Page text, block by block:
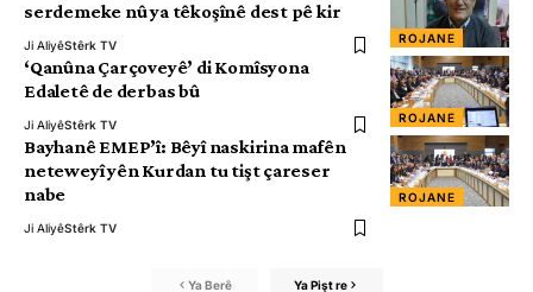
ROJANE
serdemeke nû ya têkoşînê dest pê kir
Ji AliyêStêrk TV
ROJANE
‘Qanûna Çarçoveyê’ di Komîsyona
Edaletê de derbas bû
Ji AliyêStêrk TV
ROJANE
Bayhanê EMEP’î: Bêyî naskirina mafên
neteweyî yên Kurdan tu tişt çareser
nabe
Ji AliyêStêrk TV
Ya Berê Ya Pişt re